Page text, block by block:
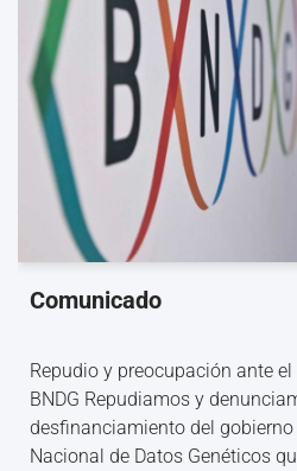
Comunicado
Repudio y preocupación ante
BNDG Repudiamos y
desfinanciamiento del
Nacional de Datos Genéticos